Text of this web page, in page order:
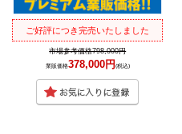
ご好評につき完売いたしました
市場参考価格798,000円
業販価格378,000円 (税込)